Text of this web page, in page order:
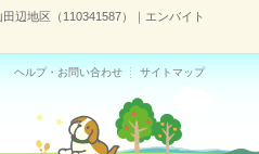
辺地区（110341587）｜エンバイト
ヘルプ・お問い合わせ サイトマップ